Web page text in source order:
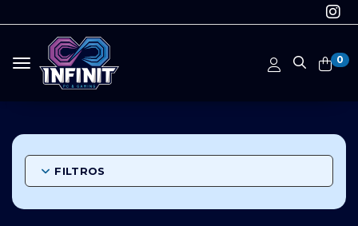
0
Toggle navigation
FILTROS